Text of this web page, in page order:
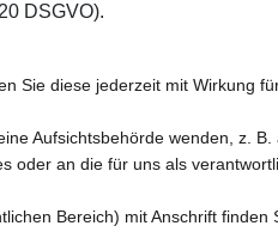
DSGVO).
Sie diese jederzeit mit Wirkung
Aufsichtsbehörde wenden, z.
oder an die für uns als
Bereich) mit Anschrift finden